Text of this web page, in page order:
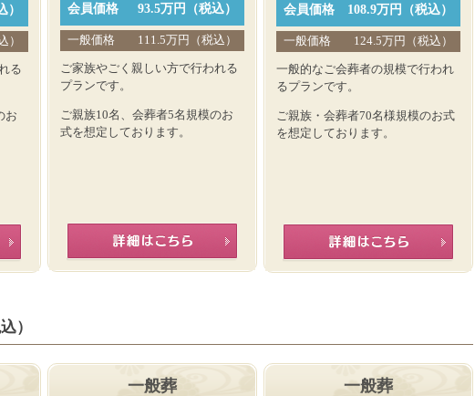
）
）
る
お
会員価格 93.5万円（税込）
一般価格 111.5万円（税込）
ご家族やごく親しい方で行われる
プランです。
ご親族10名、会葬者5名規模のお
式を想定しております。
会員価格 108.9万円（税込）
一般価格 124.5万円（税込）
一般的なご会葬者の規模で行われ
るプランです。
ご親族・会葬者70名様規模のお式
を想定しております。
）
一般葬
一般葬